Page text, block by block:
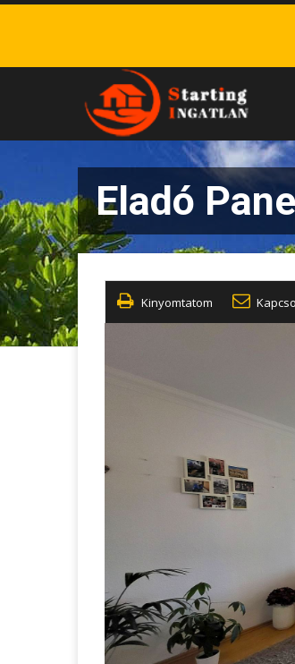
Eladó
Kinyomtatom